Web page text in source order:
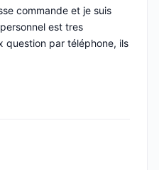
commande et je suis
est tres
question par téléphone, ils